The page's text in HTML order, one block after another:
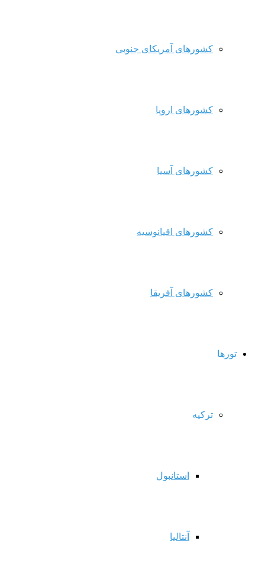
کشورهای آمریکای جنوبی
کشورهای اروپا
کشورهای آسیا
کشورهای اقیانوسیه
کشورهای آفریقا
تورها
ترکیه
استانبول
آنتالیا